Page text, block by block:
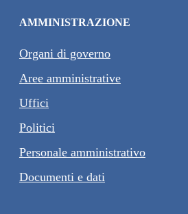
AMMINISTRAZIONE
Organi di governo
Aree amministrative
Uffici
Politici
Personale amministrativo
Documenti e dati